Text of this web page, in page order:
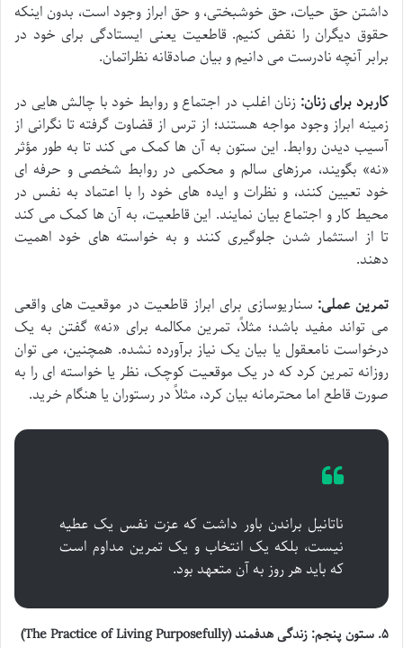
داشتن حق حیات، حق خوشبختی، و حق ابراز وجود است، بدون اینکه
حقوق دیگران را نقض کنیم. قاطعیت یعنی ایستادگی برای خود در
برابر آنچه نادرست می دانیم و بیان صادقانه نظراتمان.
کاربرد برای زنان: زنان اغلب در اجتماع و روابط خود با چالش هایی در
زمینه ابراز وجود مواجه هستند؛ از ترس از قضاوت گرفته تا نگرانی از
آسیب دیدن روابط. این ستون به آن ها کمک می کند تا به طور مؤثر
«نه» بگویند، مرزهای سالم و محکمی در روابط شخصی و حرفه ای
خود تعیین کنند، و نظرات و ایده های خود را با اعتماد به نفس در
محیط کار و اجتماع بیان نمایند. این قاطعیت، به آن ها کمک می کند
تا از استثمار شدن جلوگیری کنند و به خواسته های خود اهمیت
دهند.
تمرین عملی: سناریوسازی برای ابراز قاطعیت در موقعیت های واقعی
می تواند مفید باشد؛ مثلاً، تمرین مکالمه برای «نه» گفتن به یک
درخواست نامعقول یا بیان یک نیاز برآورده نشده. همچنین، می توان
روزانه تمرین کرد که در یک موقعیت کوچک، نظر یا خواسته ای را به
صورت قاطع اما محترمانه بیان کرد، مثلاً در رستوران یا هنگام خرید.
ناتانیل براندن باور داشت که عزت نفس یک عطیه
نیست، بلکه یک انتخاب و یک تمرین مداوم است
که باید هر روز به آن متعهد بود.
۵. ستون پنجم: زندگی هدفمند (The Practice of Living Purposefully)